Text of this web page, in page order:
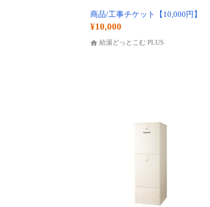
商品/工事チケット【10,000円】
¥10,000
給湯どっとこむ PLUS